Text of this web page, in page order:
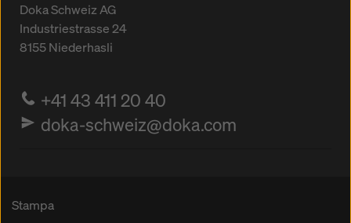
Doka Schweiz AG
Industriestrasse 24
8155Niederhasli
+41 43 411 20 40
doka-schweiz@doka.com
Stampa